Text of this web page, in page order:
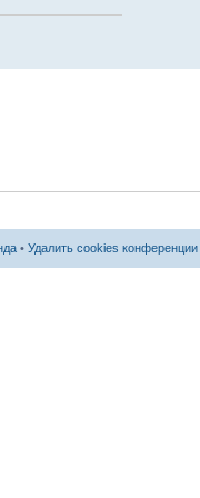
• Удалить cookies конференции